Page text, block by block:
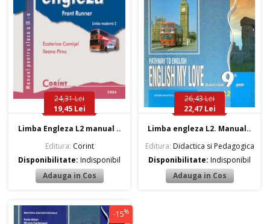
24,31 Lei
19,45 Lei
Limba Engleza L2 manual ..
Editura: Corint
Disponibilitate:Indisponibil
26,43 Lei
22,47 Lei
Limba engleza L2. Manual..
Editura: Didactica si Pedagogica
Disponibilitate:Indisponibil
-15%